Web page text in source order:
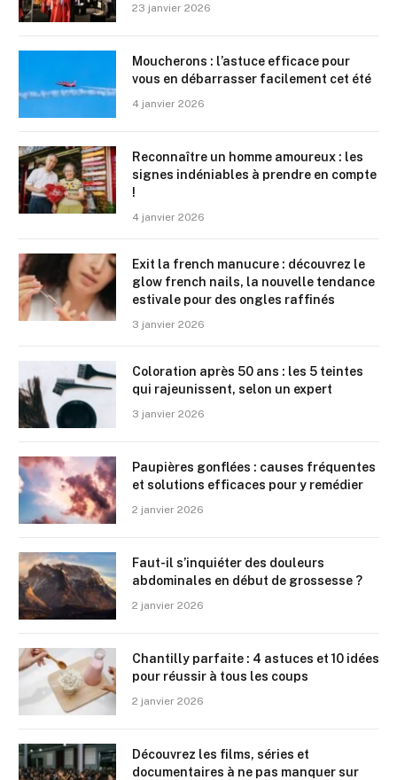
23 janvier 2026
Moucherons : l’astuce efficace pour
vous en débarrasser facilement cet été
4 janvier 2026
Reconnaître un homme amoureux : les
signes indéniables à prendre en compte
!
4 janvier 2026
Exit la french manucure : découvrez le
glow french nails, la nouvelle tendance
estivale pour des ongles raffinés
3 janvier 2026
Coloration après 50 ans : les 5 teintes
qui rajeunissent, selon un expert
3 janvier 2026
Paupières gonflées : causes fréquentes
et solutions efficaces pour y remédier
2 janvier 2026
Faut-il s’inquiéter des douleurs
abdominales en début de grossesse ?
2 janvier 2026
Chantilly parfaite : 4 astuces et 10 idées
pour réussir à tous les coups
2 janvier 2026
Découvrez les films, séries et
documentaires à ne pas manquer sur